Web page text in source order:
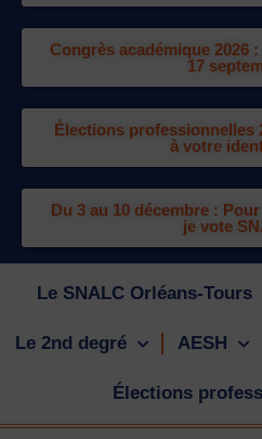
Congrès académique 2026
17
Élections professionnelles
à votre
Du 3 au 10 décembre :
je vote
Le SNALC Orléans-Tours
Le 2nd degré AESH
Élections